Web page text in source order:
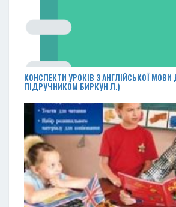
КОНСПЕКТИ УРОКІВ З АНГЛІЙСЬКОЇ
ПІДРУЧНИКОМ БИРКУН Л.)